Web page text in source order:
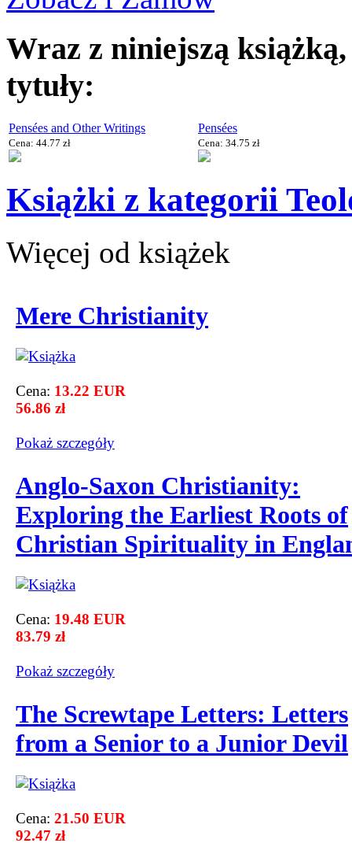
Wraz z niniejszą
tytuły:
Pensées and Other Writings
Cena: 44.77 zł
Pensées
Cena: 34.75 zł
Książki z kategorii
Więcej od książek
Mere Christianity
Cena: 13.22 EUR
56.86 zł
Pokaż szczegόły
Anglo-Saxon Christianity:
Exploring the Earliest Roots of
Christian Spirituality in
Cena: 19.48 EUR
83.79 zł
Pokaż szczegόły
The Screwtape Letters: Letters
from a Senior to a Junior Devil
Cena: 21.50 EUR
92.47 zł